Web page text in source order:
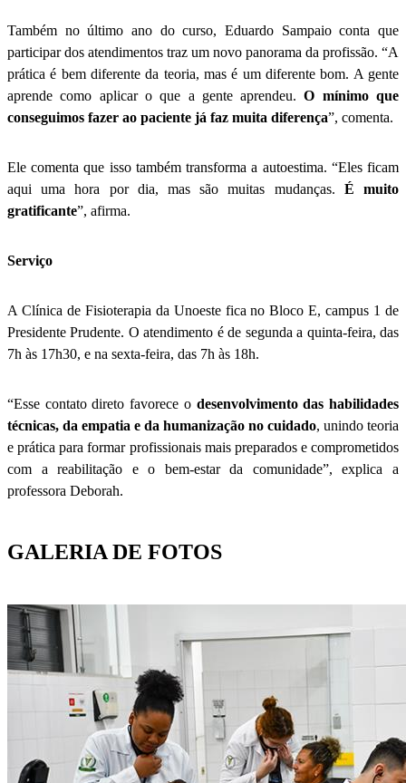
Também no último ano do curso, Eduardo Sampaio conta que
participar dos atendimentos traz um novo panorama da profissão. “A
prática é bem diferente da teoria, mas é um diferente bom. A gente
aprende como aplicar o que a gente aprendeu.O mínimo que
conseguimos fazer ao paciente já faz muita diferença”, comenta.
Ele comenta que isso também transforma a autoestima. “Eles ficam
aqui uma hora por dia, mas são muitas mudanças. É muito
gratificante”, afirma.
Serviço
A Clínica de Fisioterapia da Unoeste fica no Bloco E, campus 1 de
Presidente Prudente. O atendimento é de segunda a quinta-feira, das
7h às 17h30, e na sexta-feira, das 7h às 18h.
“Esse contato direto favorece o desenvolvimento das habilidades
técnicas, da empatia e da humanização no cuidado, unindo teoria
e prática para formar profissionais mais preparados e comprometidos
com a reabilitação e o bem-estar da comunidade”, explica a
professora Deborah.
GALERIA DE FOTOS